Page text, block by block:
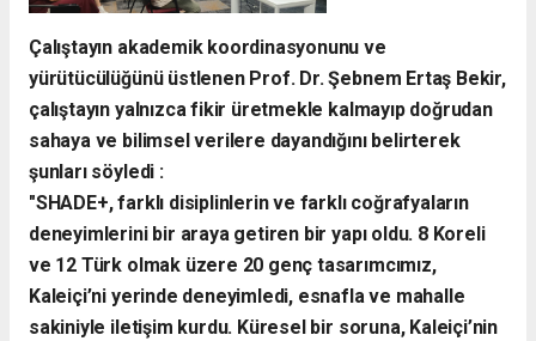
​Çalıştayın akademik koordinasyonunu ve
yürütücülüğünü üstlenen Prof. Dr. Şebnem Ertaş Bekir,
çalıştayın yalnızca fikir üretmekle kalmayıp doğrudan
sahaya ve bilimsel verilere dayandığını belirterek
şunları söyledi :
​"SHADE+, farklı disiplinlerin ve farklı coğrafyaların
deneyimlerini bir araya getiren bir yapı oldu. 8 Koreli
ve 12 Türk olmak üzere 20 genç tasarımcımız,
Kaleiçi’ni yerinde deneyimledi, esnafla ve mahalle
sakiniyle iletişim kurdu. Küresel bir soruna, Kaleiçi’nin